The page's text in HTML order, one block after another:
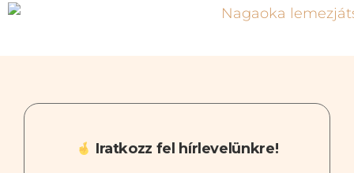
Iratkozz fel hírlevelünkre!